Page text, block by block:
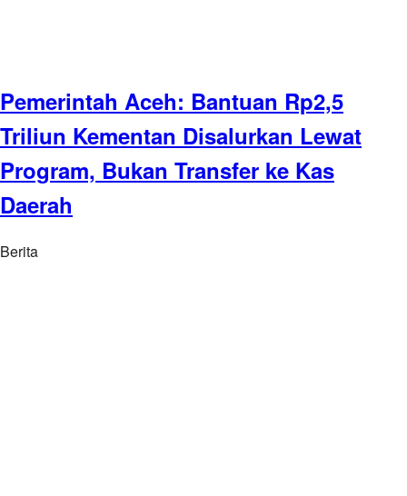
Pemerintah Aceh: Bantuan Rp2,5
Triliun Kementan Disalurkan Lewat
Program, Bukan Transfer ke Kas
Daerah
Berita